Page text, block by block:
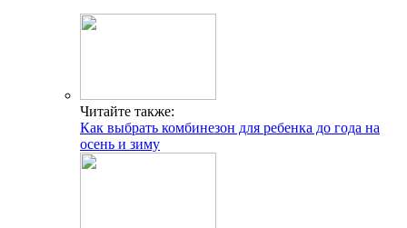
Читайте также:
Как выбрать комбинезон для ребенка до года на
осень и зиму